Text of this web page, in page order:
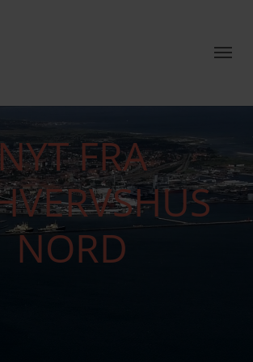
FRA
NORD